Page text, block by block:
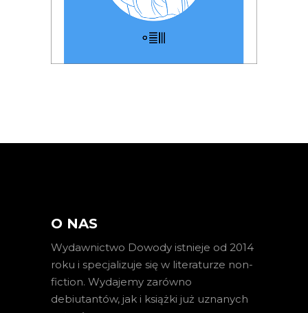
E-BOOK DO KOSZYKA
O NAS
Wydawnictwo Dowody istnieje od 2014
roku i specjalizuje się w literaturze non-
fiction. Wydajemy zarówno
debiutantów, jak i książki już uznanych